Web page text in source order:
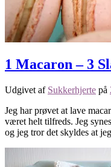
1 Macaron – 3
Udgivet af Sukkerhjerte på
Jeg har prøvet at lave
været helt tilfreds. Jeg
og jeg tror det skyldes at